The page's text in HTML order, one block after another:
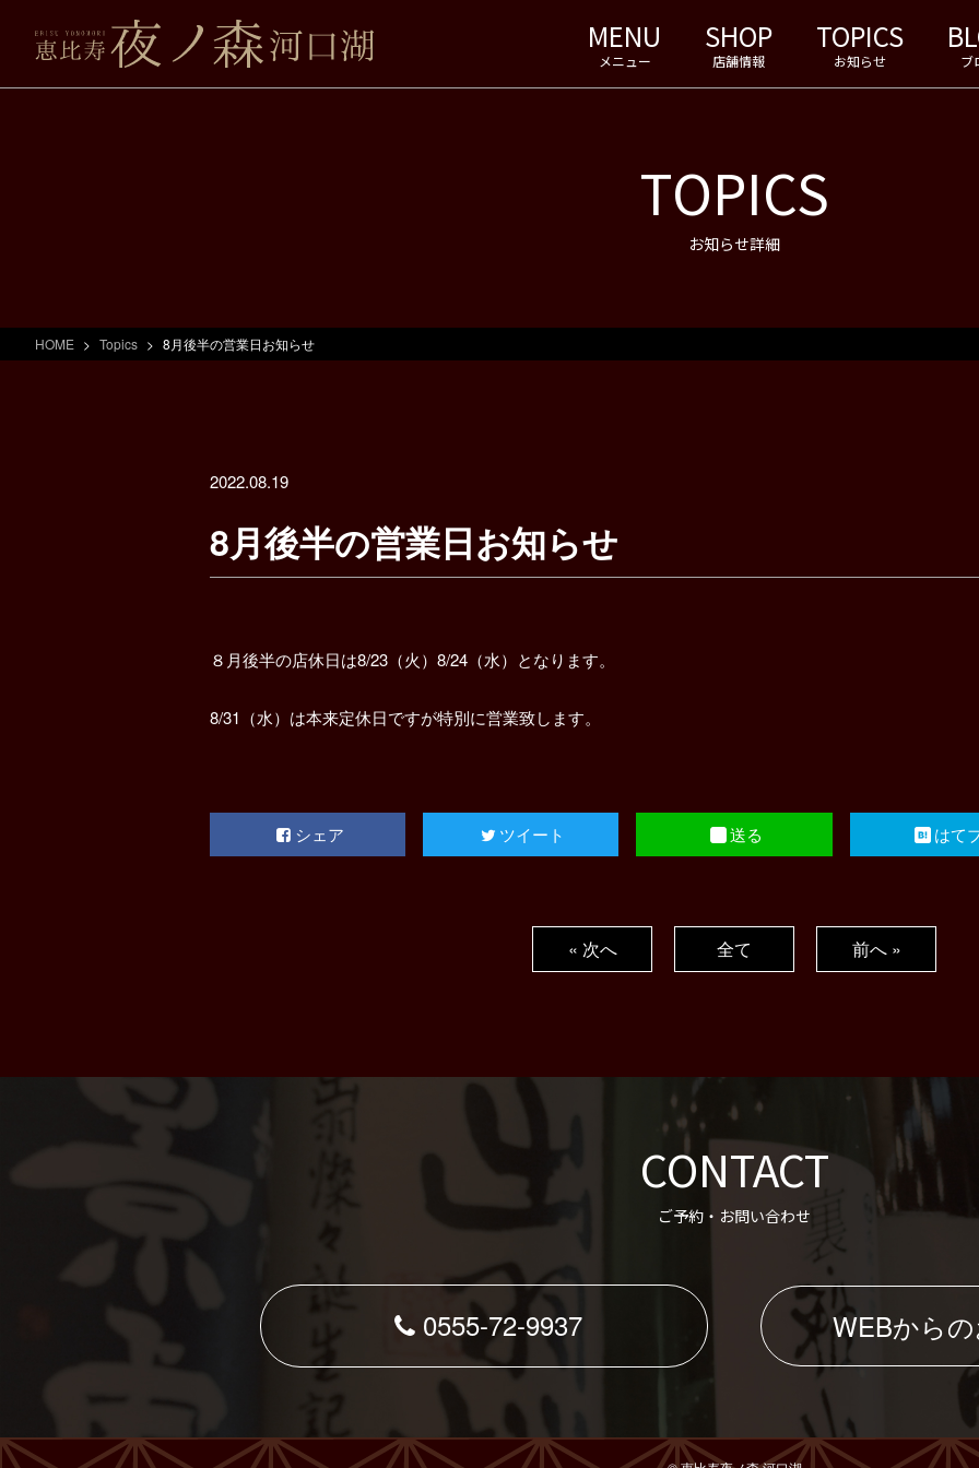
MENU
メニュー
SHOP
店舗情報
TOPICS
お知らせ ブ
TOPICS
お知らせ詳細
HOME Topics 8月後半の営業日お知らせ
2022.08.19
8月後半の営業日お知らせ
８月後半の店休日は8/23（火）8/24（水）となります。
8/31（水）は本来定休日ですが特別に営業致します。
シェア ツイート 送る はて
« 次へ 全て 前へ »
CONTACT
ご予約・お問い合わせ
0555-72-9937 WEBから